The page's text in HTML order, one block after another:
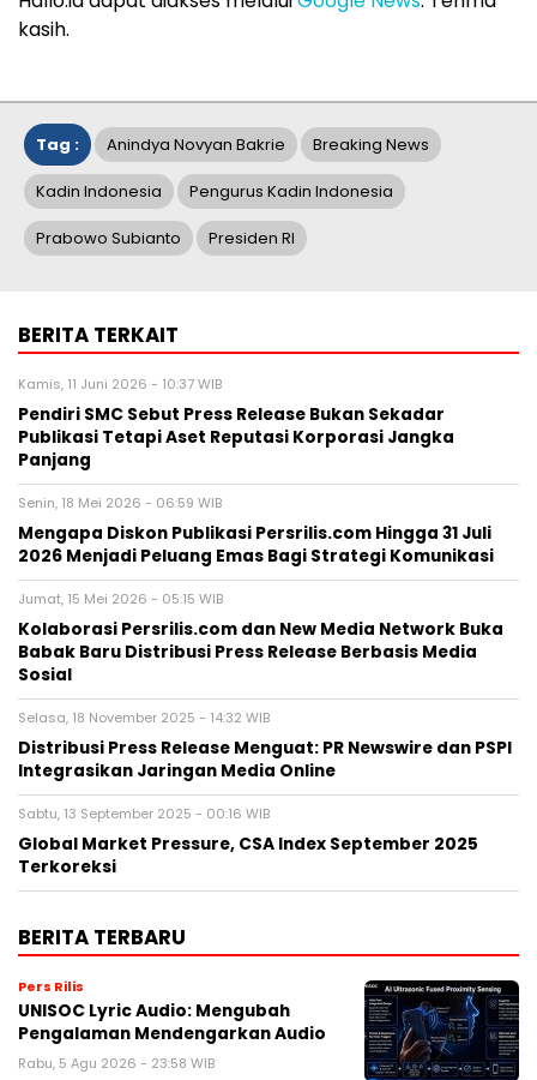
kasih.
Tag : Anindya Novyan Bakrie Breaking News
Kadin Indonesia Pengurus Kadin Indonesia
Prabowo Subianto Presiden RI
BERITA TERKAIT
Kamis, 11 Juni 2026 - 10:37 WIB
Pendiri SMC Sebut Press Release Bukan Sekadar
Publikasi Tetapi Aset Reputasi Korporasi Jangka
Panjang
Senin, 18 Mei 2026 - 06:59 WIB
Mengapa Diskon Publikasi Persrilis.com Hingga 31 Juli
2026 Menjadi Peluang Emas Bagi Strategi Komunikasi
Jumat, 15 Mei 2026 - 05:15 WIB
Kolaborasi Persrilis.com dan New Media Network Buka
Babak Baru Distribusi Press Release Berbasis Media
Sosial
Selasa, 18 November 2025 - 14:32 WIB
Distribusi Press Release Menguat: PR Newswire dan PSPI
Integrasikan Jaringan Media Online
Sabtu, 13 September 2025 - 00:16 WIB
Global Market Pressure, CSA Index September 2025
Terkoreksi
BERITA TERBARU
Pers Rilis
UNISOC Lyric Audio: Mengubah
Pengalaman Mendengarkan Audio
Rabu, 5 Agu 2026 - 23:58 WIB